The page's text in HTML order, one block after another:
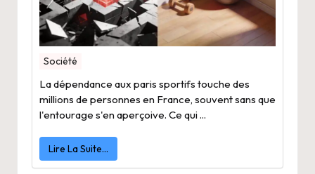
Société
La dépendance aux paris sportifs touche des
millions de personnes en France, souvent sans que
l'entourage s'en aperçoive. Ce qui ...
Lire La Suite…